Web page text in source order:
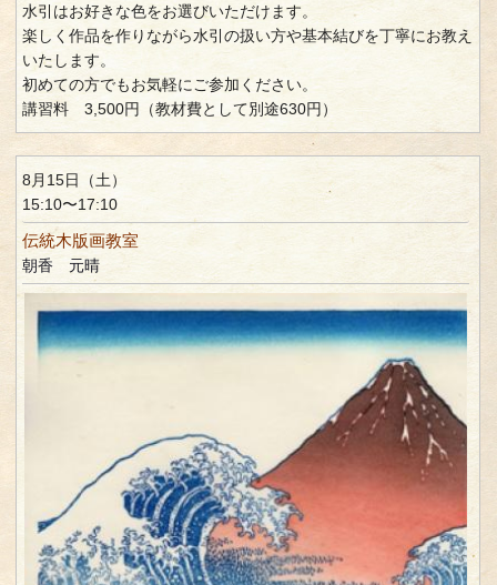
水引はお好きな色をお選びいただけます。
楽しく作品を作りながら水引の扱い方や基本結びを丁寧にお教え
いたします。
初めての方でもお気軽にご参加ください。
講習料 3,500円（教材費として別途630円）
8月15日（土）
15:10〜17:10
伝統木版画教室
朝香 元晴